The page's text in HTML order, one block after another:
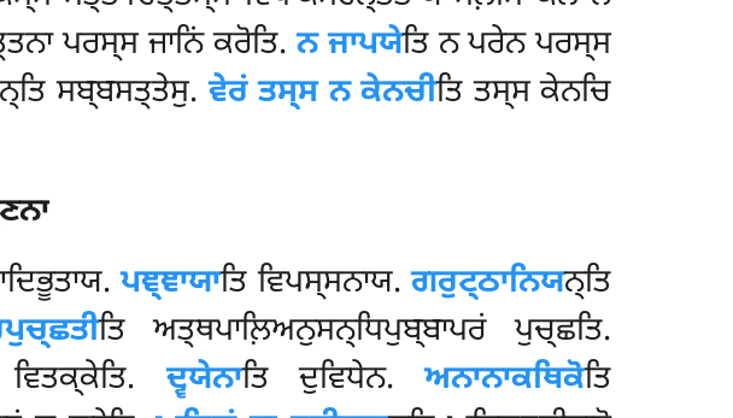
ਪਰਸ੍ਸ ਜਾਨਿਂ ਕਰੋਤਿ.ਨ ਜਾਪਯੇਤਿ ਨ ਪਰੇਨ ਪਰਸ੍ਸ
ਨ੍ਤਿ ਸਬ੍ਬਸਤ੍ਤੇਸੁ.ਵੇਰਂ ਤਸ੍ਸ ਨ ਕੇਨਚੀਤਿ ਤਸ੍ਸ ਕੇਨਚਿ
ਪਞ੍ਞਾਯਾਤਿ ਵਿਪਸ੍ਸਨਾਯ.ਗਰੁਟ੍ਠਾਨਿਯਨ੍ਤਿ
ਤਿ ਅਤ੍ਥਪਾਲ਼ਿਅਨੁਸਨ੍ਧਿਪੁਬ੍ਬਾਪਰਂ ਪੁਚ੍ਛਤਿ.
ਵਿਤਕ੍ਕੇਤਿ.ਦ੍ਵਯੇਨਾਤਿ ਦੁਵਿਧੇਨ.ਅਨਾਨਾਕਥਿਕੋਤਿ